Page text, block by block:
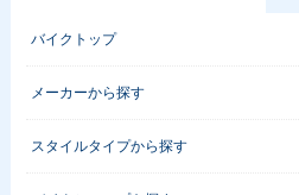
バイクトップ
メーカーから探す
スタイルタイプから探す